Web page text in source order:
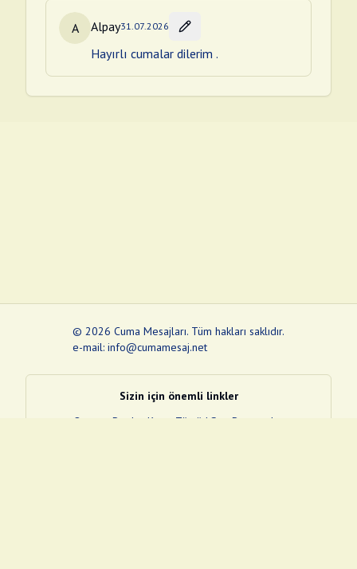
A Alpay31.07.2026
Hayırlı cumalar dilerim .
© 2026 Cuma Mesajları. Tüm hakları saklıdır.
e-mail: info@cumamesaj.net
Sizin için önemli linkler
Quran
e-Devlet Kapısı Tüvtürk Son Depremler